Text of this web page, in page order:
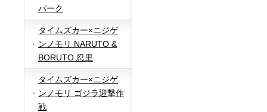
パーク
タイムズカー×ニジゲ
ンノモリ NARUTO &
BORUTO 忍里
タイムズカー×ニジゲ
ンノモリ ゴジラ迎撃作
戦